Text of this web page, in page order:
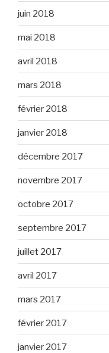
juin 2018
mai 2018
avril 2018
mars 2018
février 2018
janvier 2018
décembre 2017
novembre 2017
octobre 2017
septembre 2017
juillet 2017
avril 2017
mars 2017
février 2017
janvier 2017